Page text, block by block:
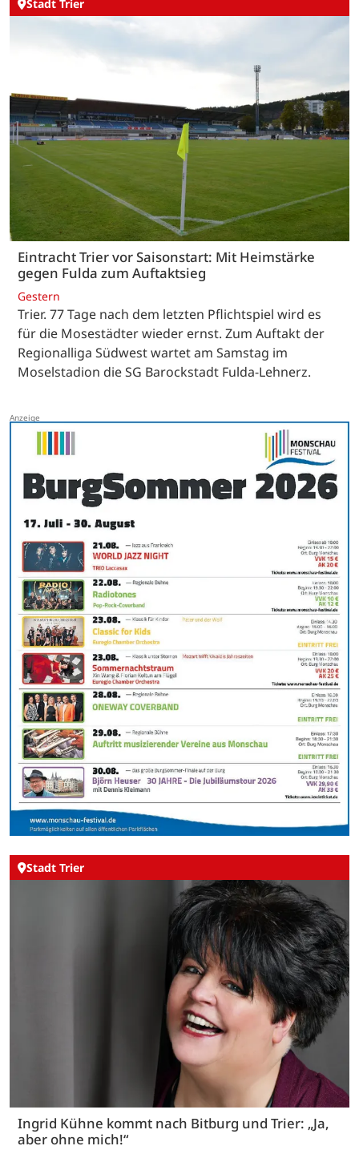
Stadt Trier
Eintracht Trier vor Saisonstart: Mit Heimstärke
gegen Fulda zum Auftaktsieg
Gestern
Trier. 77 Tage nach dem letzten Pflichtspiel wird es
für die Mosestädter wieder ernst. Zum Auftakt der
Regionalliga Südwest wartet am Samstag im
Moselstadion die SG Barockstadt Fulda-Lehnerz.
Stadt Trier
Ingrid Kühne kommt nach Bitburg und Trier: „Ja,
aber ohne mich!“